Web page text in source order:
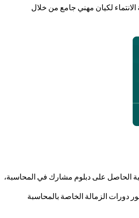
لكيان مهني جامع من خلال
الحاصل على دبلوم مشارك في المحاسبة،
اجتاز 15 ساعة أكاديمية في المحاسبة، وأما من لم يجتاز 15 ساعة فيجب علية حضور دورات الزمالة الخاصة بالمحاسبة